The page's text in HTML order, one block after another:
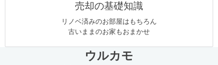
売却の基礎知識
リノベ済みのお部屋はもちろん
古いままのお家もおまかせ
ウルカモ